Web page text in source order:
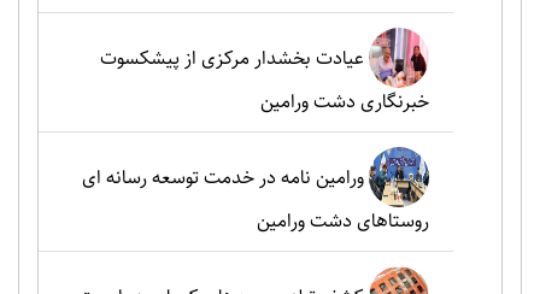
عیادت بخشدار مرکزی از پیشکسوت
خبرنگاری دشت ورامین
ورامین نامه در خدمت توسعه رسانه ای
روستاهای دشت ورامین